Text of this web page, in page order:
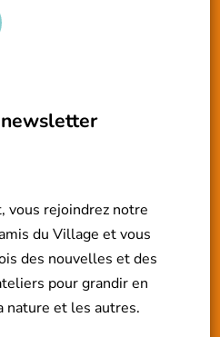
vous rejoindrez notre
du Village et vous
des nouvelles et des
pour grandir en
nature et les autres.